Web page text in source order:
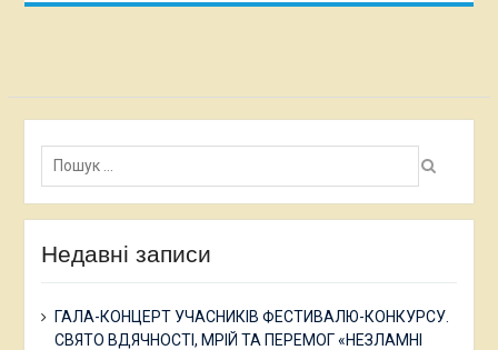
Пошук:
Недавні записи
ГАЛА-КОНЦЕРТ УЧАСНИКІВ ФЕСТИВАЛЮ-КОНКУРСУ.
СВЯТО ВДЯЧНОСТІ, МРІЙ ТА ПЕРЕМОГ «НЕЗЛАМНІ